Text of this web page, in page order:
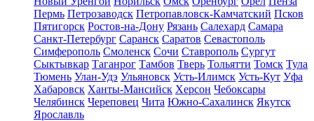
Пермь Петрозаводск Петропавловск-Камчатский Псков
Пятигорск Ростов-на-Дону Рязань Салехард Самара
Санкт-Петербург Саранск Саратов Севастополь
Симферополь Смоленск Сочи Ставрополь Сургут
Сыктывкар Таганрог Тамбов Тверь Тольятти Томск Тула
Тюмень Улан-Удэ Ульяновск Усть-Илимск Усть-Кут Уфа
Хабаровск Ханты-Мансийск Херсон Чебоксары
Челябинск Череповец Чита Южно-Сахалинск Якутск
Ярославль